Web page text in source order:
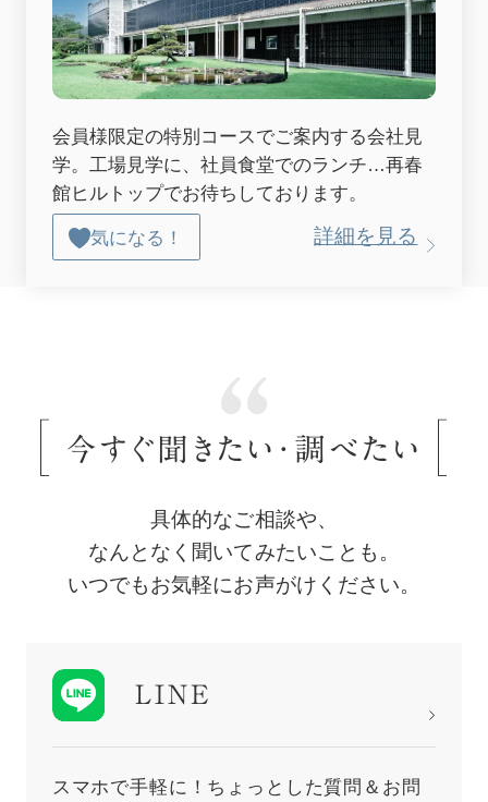
会員様限定の特別コースでご案内する会社見
学。工場見学に、社員食堂でのランチ…再春
館ヒルトップでお待ちしております。
気になる！ 詳細を見る
今すぐ聞きたい・調べたい
具体的なご相談や、
なんとなく聞いてみたいことも。
いつでもお気軽にお声がけください。
LINE
スマホで手軽に！ちょっとした質問＆お問